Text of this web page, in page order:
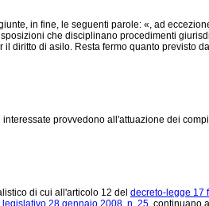
in fine, le seguenti parole: «, ad
che disciplinano procedimenti
di asilo. Resta fermo quanto previsto
provvedono all'attuazione dei
di cui all'articolo 12 del decreto-legge 17
28 gennaio 2008, n. 25, continuano